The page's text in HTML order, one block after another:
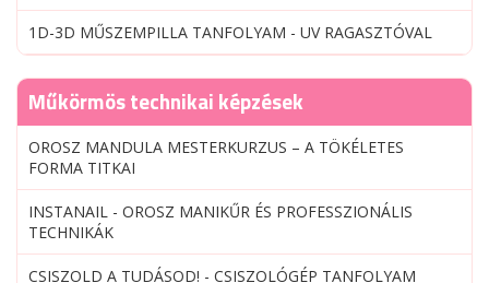
1D-3D MŰSZEMPILLA TANFOLYAM - UV RAGASZTÓVAL
Műkörmös technikai képzések
OROSZ MANDULA MESTERKURZUS – A TÖKÉLETES
FORMA TITKAI
INSTANAIL - OROSZ MANIKŰR ÉS PROFESSZIONÁLIS
TECHNIKÁK
CSISZOLD A TUDÁSOD! - CSISZOLÓGÉP TANFOLYAM